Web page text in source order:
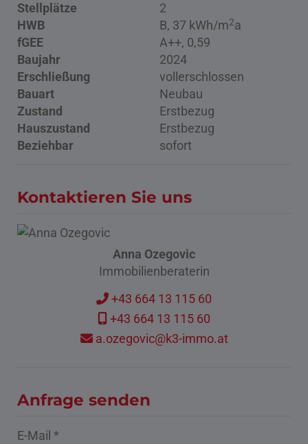
Stellplätze
2
HWB
B, 37 kWh/m2a
fGEE
A++, 0,59
Baujahr
2024
Erschließung
vollerschlossen
Bauart
Neubau
Zustand
Erstbezug
Hauszustand
Erstbezug
Beziehbar
sofort
Kontaktieren Sie uns
Anna Ozegovic
Immobilienberaterin
+43 664 13 115 60
+43 664 13 115 60
a.ozegovic@k3-immo.at
Anfrage senden
E-Mail